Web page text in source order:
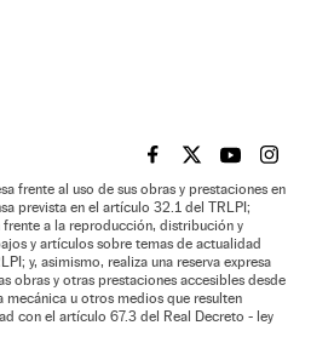
EL PAÍS BRASIL EN
EL PAÍSEL PAÍS
EL
frente al uso de sus obras y prestaciones en
prevista en el artículo 32.1 del TRLPI;
frente a la reproducción, distribución y
y artículos sobre temas de actualidad
y, asimismo, realiza una reserva expresa
obras y otras prestaciones accesibles desde
u otros medios que resulten
con el artículo 67.3 del Real Decreto - ley